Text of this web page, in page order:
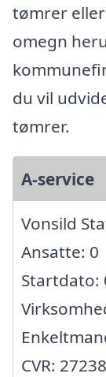
tømrer
omegn
du vil
tømrer.
A-service
Vonsild
Ansatte: 0
Startdato:
CVR: